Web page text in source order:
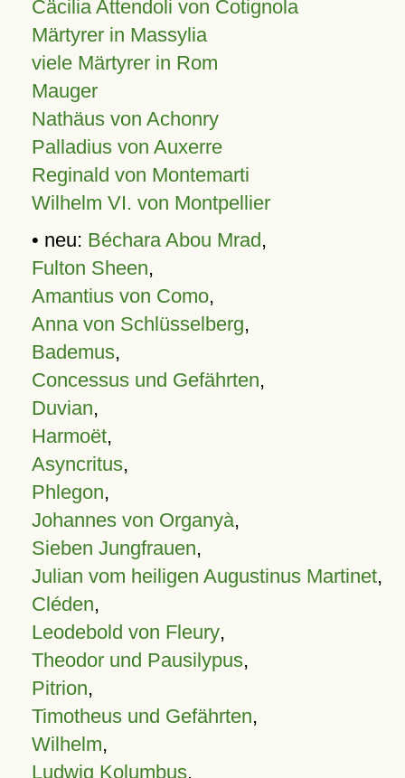
Cäcilia Attendoli von Cotignola
Märtyrer in Massylia
viele Märtyrer in Rom
Mauger
Nathäus von Achonry
Palladius von Auxerre
Reginald von Montemarti
Wilhelm VI. von Montpellier
• neu: Béchara Abou Mrad,
Fulton Sheen,
Amantius von Como,
Anna von Schlüsselberg,
Bademus,
Concessus und Gefährten,
Duvian,
Harmoët,
Asyncritus,
Phlegon,
Johannes von Organyà,
Sieben Jungfrauen,
Julian vom heiligen Augustinus Martinet,
Cléden,
Leodebold von Fleury,
Theodor und Pausilypus,
Pitrion,
Timotheus und Gefährten,
Wilhelm,
Ludwig Kolumbus,